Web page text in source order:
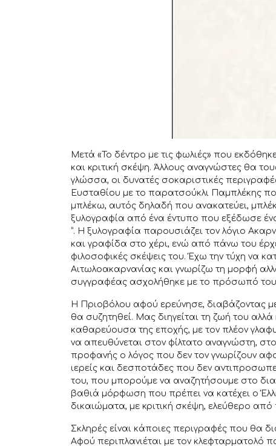
Μετά «Το δέντρο με τις φωλιές» που
και κριτική σκέψη. Άλλους αναγνώστες θα
γλώσσα, οι δυνατές σοκαριστικές
Ευσταθίου με το παρατσούκλι Παμπλέκης
μπλέκω, αυτός δηλαδή που ανακατεύει,
ξυλογραφία από ένα έντυπο που εξέδωσε
”. Η ξυλογραφία παρουσιάζει τον λόγιο
και γραφίδα στο χέρι, ενώ από πάνω του
φιλοσοφικές σκέψεις του. Έχω την τύχη να
Αιτωλοακαρνανίας και γνωρίζω τη μορφή
συγγραφέας ασχολήθηκε με το πρόσωπό του,
Η Πριοβόλου αφού ερεύνησε, διαβάζοντας
θα συζητηθεί. Μας διηγείται τη ζωή του
καθαρεύουσα της εποχής, με τον πλέον
να απευθύνεται στον φίλτατο αναγνώστη,
προφανής ο λόγος που δεν τον γνωρίζουν
ιερείς και δεσποτάδες που δεν
του, που μπορούμε να αναζητήσουμε στο
βαθιά μόρφωση που πρέπει να κατέχει ο
δικαιώματα, με κριτική σκέψη, ελεύθερο
Σκληρές είναι κάποιες περιγραφές που θα
Αφού περιπλανιέται με τον κλεφταρματολό